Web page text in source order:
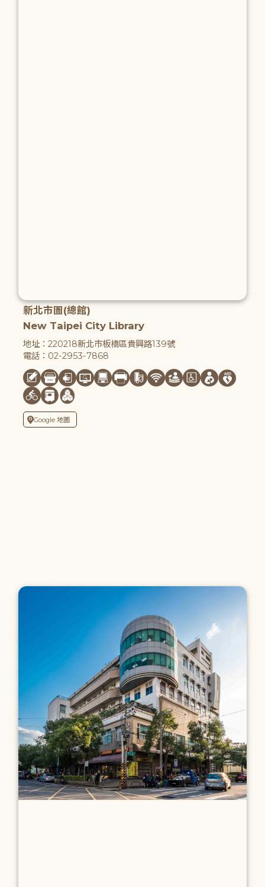
新北市圖(總館)
New Taipei City Library
地址：220218新北市板橋區貴興路139號
電話：02-2953-7868
Google 地圖